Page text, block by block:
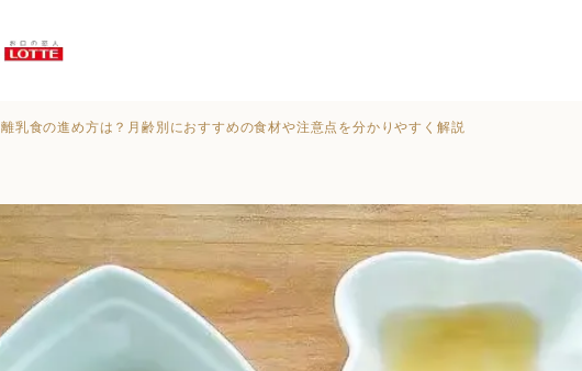
離乳食の進め方は？月齢別におすすめの食材や注意点を分かりやすく解説